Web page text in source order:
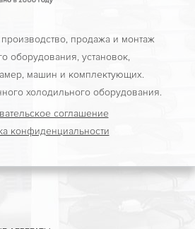
продажа и монтаж
оборудования, установок,
машин и комплектующих.
холодильного оборудования.
соглашение
конфиденциальности